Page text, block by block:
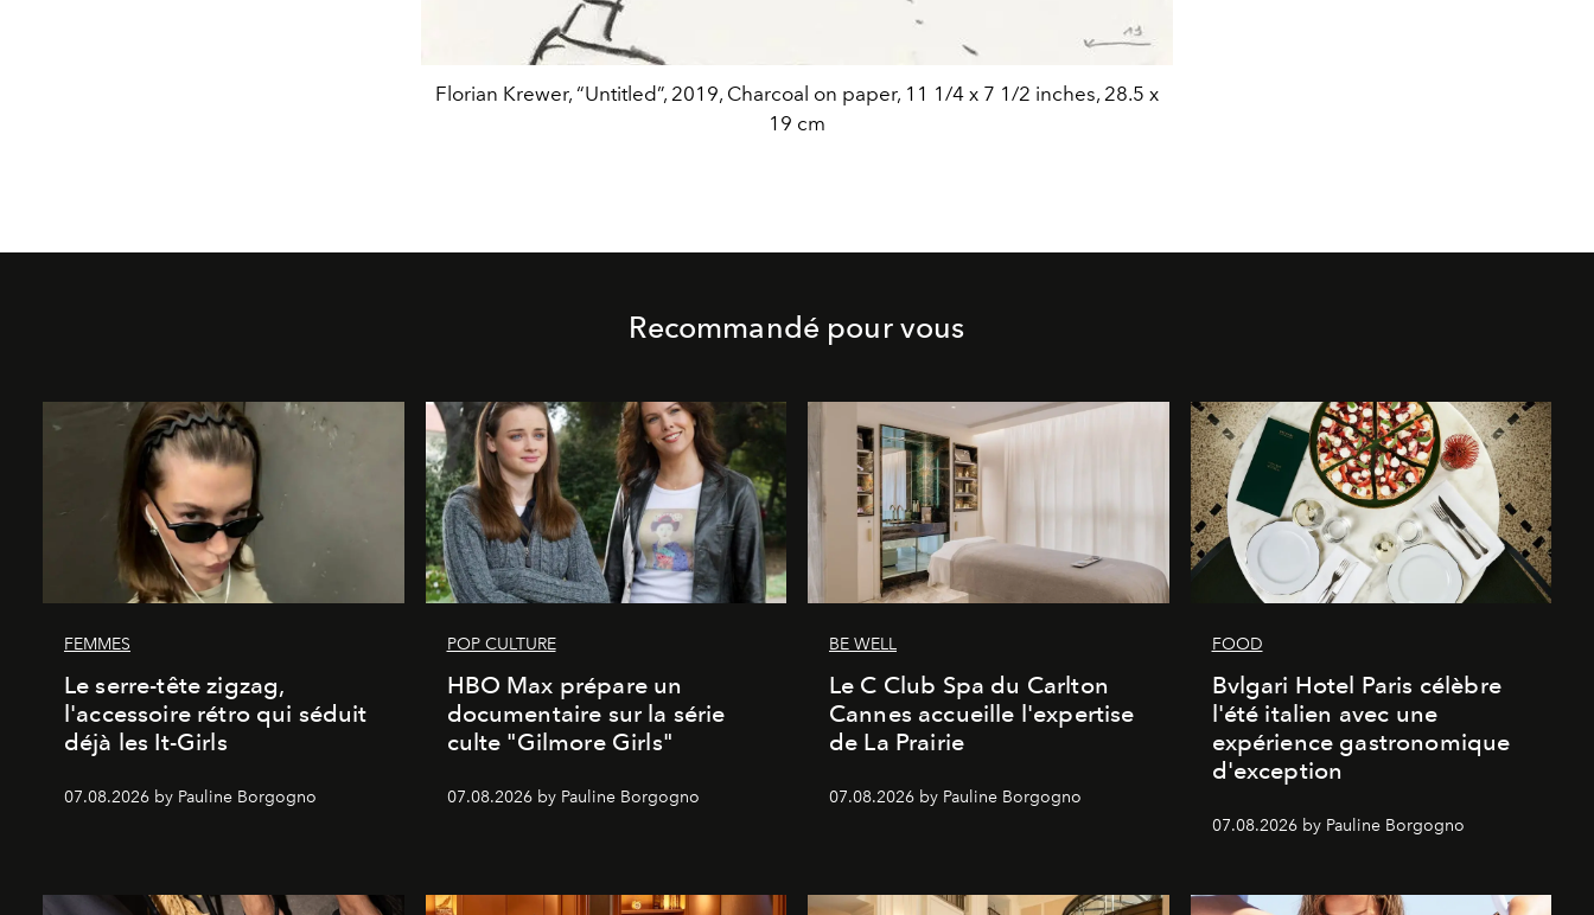
Florian Krewer, “Untitled”, 2019, Charcoal on paper, 11 1/4 x 7 1/2 inches, 28.5 x
19 cm
Recommandé pour vous
FEMMES
Le serre-tête zigzag,
l'accessoire rétro qui séduit
déjà les It-Girls
07.08.2026 by Pauline Borgogno
POP CULTURE
HBO Max prépare un
documentaire sur la série
culte "Gilmore Girls"
07.08.2026 by Pauline Borgogno
BE WELL
Le C Club Spa du Carlton
Cannes accueille l'expertise
de La Prairie
07.08.2026 by Pauline Borgogno
FOOD
Bvlgari Hotel Paris célèbre
l'été italien avec une
expérience gastronomique
d'exception
07.08.2026 by Pauline Borgogno